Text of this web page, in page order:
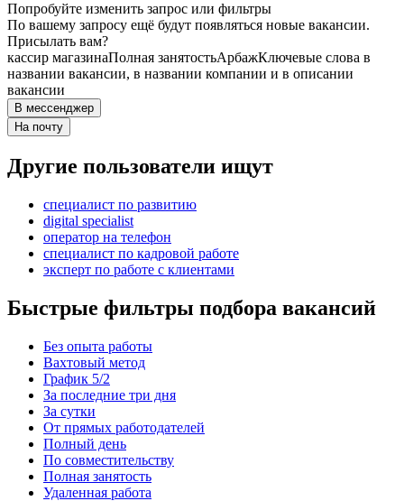
Попробуйте изменить запрос или фильтры
По вашему запросу ещё будут появляться новые вакансии.
Присылать вам?
кассир магазинаПолная занятостьАрбажКлючевые слова в
названии вакансии, в названии компании и в описании
вакансии
В мессенджер
На почту
Другие пользователи ищут
специалист по развитию
digital specialist
опeрaтoр нa тeлeфoн
специалист по кадровой работе
эксперт по работе с клиентами
Быстрые фильтры подбора вакансий
Без опыта работы
Вахтовый метод
График 5/2
За последние три дня
За сутки
От прямых работодателей
Полный день
По совместительству
Полная занятость
Удаленная работа